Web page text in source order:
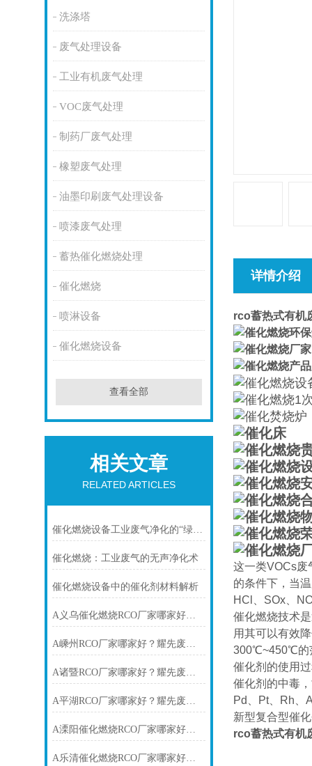
洗涤塔
废气处理设备
工业有机废气处理
VOC废气处理
制药厂废气处理
橡塑废气处理
油墨印刷废气处理设备
喷漆废气处理
蓄热催化燃烧处理
催化燃烧
喷淋设备
催化燃烧设备
查看全部
相关文章
RELATED ARTICLES
催化燃烧设备工业废气净化的“绿色心脏”
催化燃烧：工业废气的无声净化术
催化燃烧设备中的催化剂材料解析
A义乌催化燃烧RCO厂家哪家好？耀先废气处理设备厂家1次过环评
A嵊州RCO厂家哪家好？耀先废气处理设备厂家13年行业经验
A诸暨RCO厂家哪家好？耀先废气处理设备厂家无2次污染
A平湖RCO厂家哪家好？耀先废气处理设备厂家1站式供应
A溧阳催化燃烧RCO厂家哪家好？耀先废气处理设备厂家1次达标
A乐清催化燃烧RCO厂家哪家好？耀先废气处理设备厂家1次达标排放
详情介绍
rco蓄热式有机
这一类VOCs废
的条件下，当
HCl、SOx、
催化燃烧技术
用其可以有效
300℃~450℃的
催化剂的使用
催化剂的中毒
Pd、Pt、Rh、
新型复合型催
rco蓄热式有机